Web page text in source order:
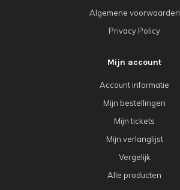
Algemene voorwaarden
Privacy Policy
Mijn account
Account informatie
Mijn bestellingen
Mijn tickets
Mijn verlanglijst
Vergelijk
Alle producten